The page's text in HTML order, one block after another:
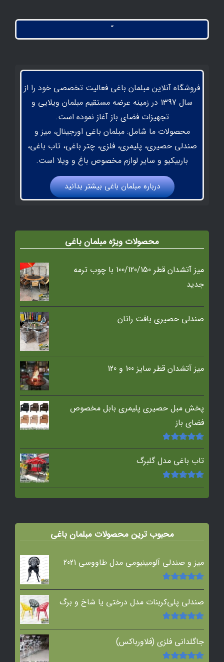
“
فروشگاه آنلاین مبلمان باغی فعالیت تخصصی خود را از
سال 1397 در زمینه عرضه مستقیم مبلمان ویلایی و
تجهیزات فضای باز آغاز نموده است.
محصولات ما شامل: مبلمان باغی اورجینال، میز و
صندلی حصیری، پلیمری، فلزی، چتر باغی، تاب باغی،
باربیکیو و سایر لوازم مخصوص باغ و ویلا است.
درباره مبلمان باغي بيشتر بدانيد
محصولات ویژه مبلمان باغی
میز آتشدان قطر 100/120/150 با چوب ترمه
جدید
صندلی حصیری بافت راتان
میز آتشدان قطر سایز 100 و 120
پخش مبل حصیری پلیمری بابل مخصوص
فضای باز
امتیاز5.00از
5
تاب باغی مدل گلبرگ
امتیاز5.00از
محبوب ترین محصولات مبلمان باغی
میز و صندلی آلومینیومی مدل طاووسی 2021
امتیاز5.00از
صندلی پلی‌کربنات مدل درختی یا شاخ و برگ
امتیاز5.00از
جاگلدانی فلزی (فلاورباکس)